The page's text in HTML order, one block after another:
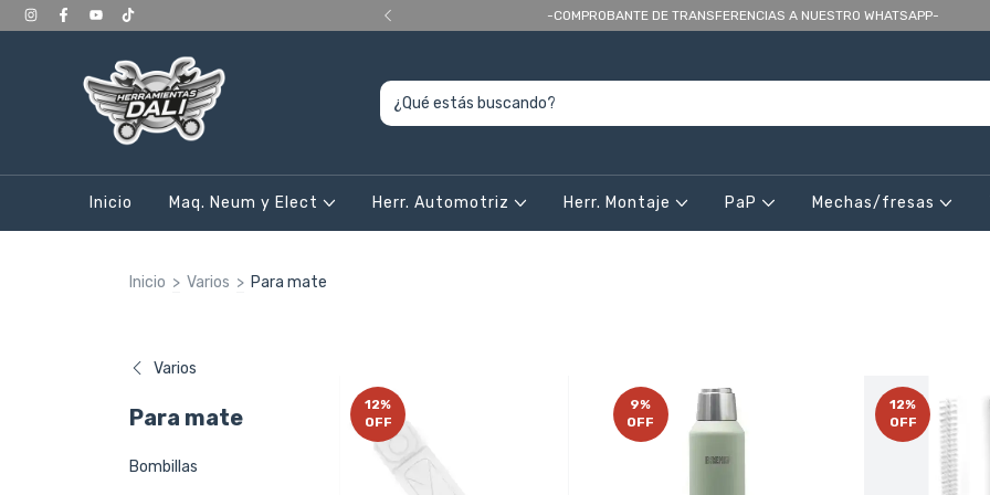
a 400.000, en CABA y Gran Bs As -COMPROBANTE DE TRANSFERENCIAS A NUESTRO WHATSAPP-
Inicio Maq. Neum y Elect Herr. Automotriz Herr. Montaje PaP Mechas/fresas
Inicio > Varios > Para mate
Varios
Para mate
Bombillas
12%
OFF
9%
OFF
12%
OFF